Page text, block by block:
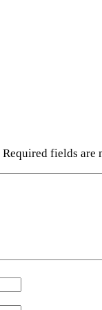
Required fields are